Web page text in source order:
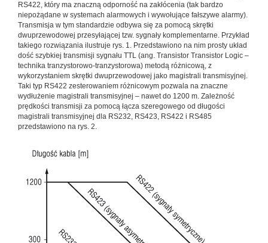
RS422, który ma znaczną odporność na zakłócenia (tak bardzo
niepożądane w systemach alarmowych i wywołujące fałszywe alarmy).
Transmisja w tym standardzie odbywa się za pomocą skrętki
dwuprzewodowej przesyłającej tzw. sygnały komplementarne. Przykład
takiego rozwiązania ilustruje rys. 1. Przedstawiono na nim prosty układ
dość szybkiej transmisji sygnału TTL (ang. Transistor Transistor Logic –
technika tranzystorowo-tranzystorowa) metodą różnicową, z
wykorzystaniem skrętki dwuprzewodowej jako magistrali transmisyjnej.
Taki typ RS422 zesterowaniem różnicowym pozwala na znaczne
wydłużenie magistrali transmisyjnej – nawet do 1200 m. Zależność
prędkości transmisji za pomocą łącza szeregowego od długości
magistrali transmisyjnej dla RS232, RS423, RS422 i RS485
przedstawiono na rys. 2.